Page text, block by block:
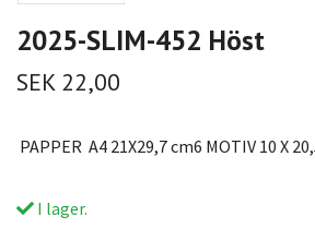
2025-SLIM-452 Höst
SEK 22,00
PAPPER A4 21X29,7 cm6 MOTIV 10 X
I lager.